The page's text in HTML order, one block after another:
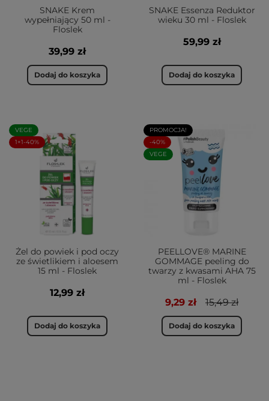
SNAKE Krem
wypełniający 50 ml -
Floslek
39,99 zł
Dodaj do koszyka
SNAKE Essenza Reduktor
wieku 30 ml - Floslek
59,99 zł
Dodaj do koszyka
VEGE
1+1-40%
Żel do powiek i pod oczy
ze świetlikiem i aloesem
15 ml - Floslek
12,99 zł
Dodaj do koszyka
PROMOCJA!
-40%
VEGE
PEELLOVE® MARINE
GOMMAGE peeling do
twarzy z kwasami AHA 75
ml - Floslek
9,29 zł 15,49 zł
Dodaj do koszyka